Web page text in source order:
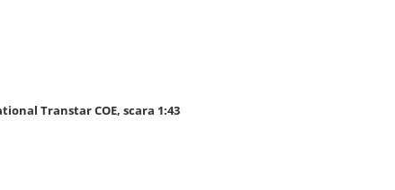
Transtar COE, scara 1:43